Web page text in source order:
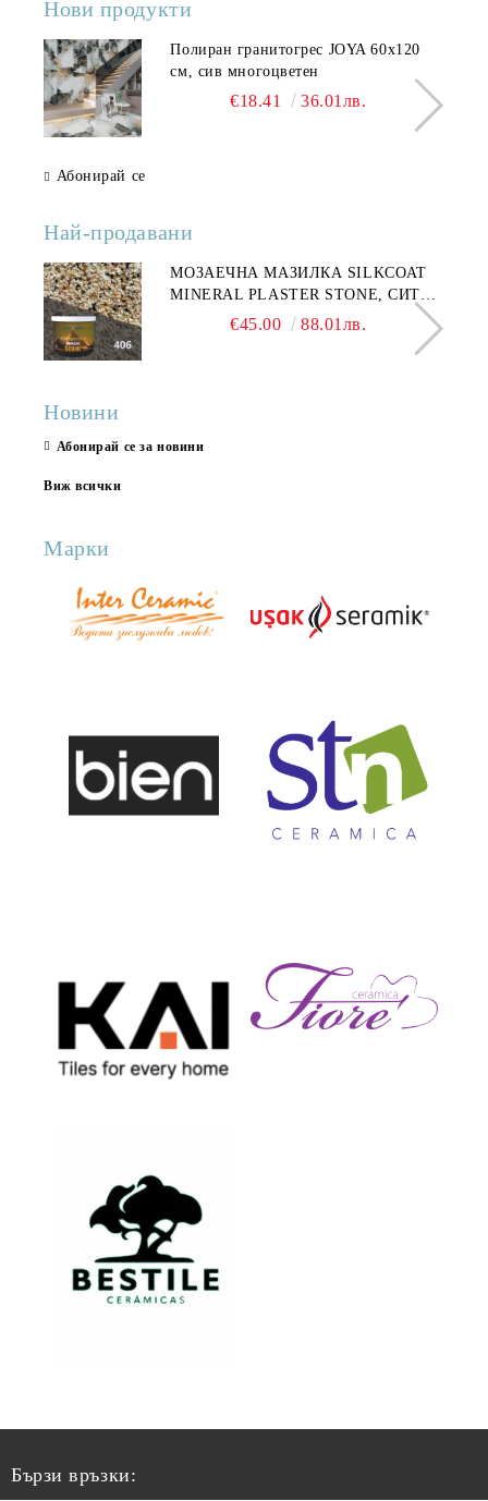
Нови продукти
Полиран гранитогрес JOYA 60x120
см, сив многоцветен
€18.41 36.01лв.
Абонирай се
Най-продавани
МОЗАЕЧНА МАЗИЛКА SILKCOAT
MINERAL PLASTER STONE, СИТЕН
КАМЪК 406 25КГ
€45.00 88.01лв.
Новини
Абонирай се за новини
Виж всички
Марки
Бързи връзки: